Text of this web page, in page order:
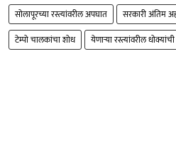
सोलापूरच्या रस्त्यांवरील अपघात
सरकारी अंतिम
टेम्पो चालकांचा शोध
येणाऱ्या रस्त्यांवरील